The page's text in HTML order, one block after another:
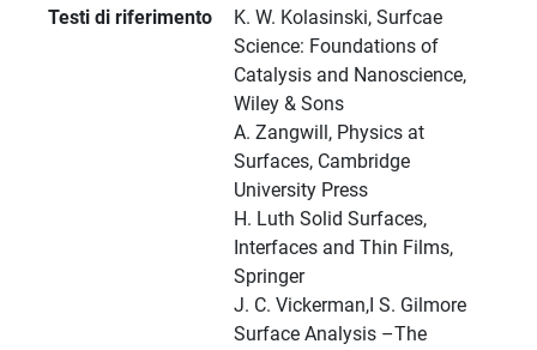
Testi di riferimento
K. W. Kolasinski, Surfcae
Science: Foundations of
Catalysis and Nanoscience,
Wiley & Sons
A. Zangwill, Physics at
Surfaces, Cambridge
University Press
H. Luth Solid Surfaces,
Interfaces and Thin Films,
Springer
J. C. Vickerman,I S. Gilmore
Surface Analysis –The